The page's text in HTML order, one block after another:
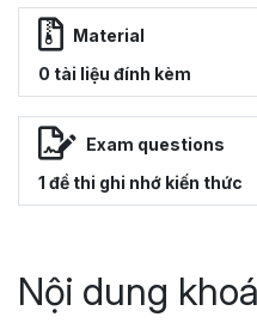
Material
0 tài liệu đính kèm
Exam questions
1 đề thi ghi nhớ kiến thức
Nội dung